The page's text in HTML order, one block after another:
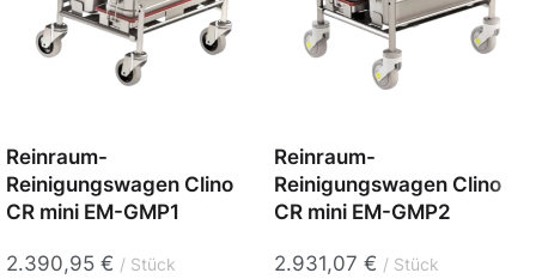
Reinraum-
Reinigungswagen Clino
CR mini EM-GMP1
2.390,95 € Stück
Reinraum-
Reinigungswagen Clino
CR mini EM-GMP2
2.931,07 € Stück